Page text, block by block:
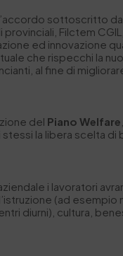
sottoscritto
Filctem
ed innovazione
che rispecchi la
al fine di
del Piano Welfare
la libera scelta di
i lavoratori
(ad
diurni), cultura,